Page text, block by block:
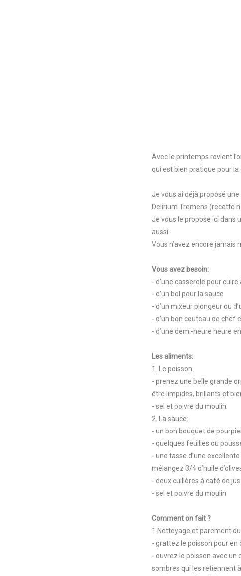
Avec le printemps revient
qui est bien pratique pour la
Je vous ai déjà proposé
Delirium Tremens (recette
Je vous le propose ici dans
aussi.
Vous n’avez encore jamais
Vous avez besoin:
- d’une casserole pour
- d’un bol pour la sauce
- d’un mixeur plongeur ou
- d’un bon couteau de chef
- d’une demi-heure heure
Les aliments:
1.
Le poisson
- prenez une belle grande
être limpides, brillants et
- sel et poivre du moulin.
2. L a sauce:
- un bon bouquet de
- quelques feuilles ou
- une tasse d’une
mélangez 3/4 d’huile
- deux cuillères à café de
- sel et poivre du moulin
Comment on fait ?
1 Nettoyage et parement du
- grattez le poisson pour en
- ouvrez le poisson avec
sombres qui les retiennent